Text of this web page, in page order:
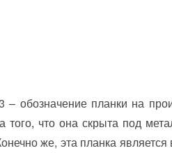
обозначение планки на
того, что она скрыта под
же, эта планка